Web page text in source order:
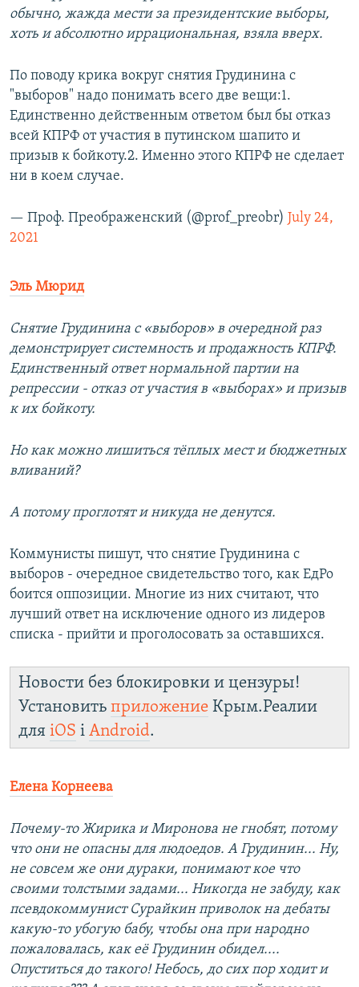
обычно, жажда мести за президентские выборы,
хоть и абсолютно иррациональная, взяла вверх.
По поводу крика вокруг снятия Грудинина с
"выборов" надо понимать всего две вещи:1.
Единственно действенным ответом был бы отказ
всей КПРФ от участия в путинском шапито и
призыв к бойкоту.2. Именно этого КПРФ не сделает
ни в коем случае.
— Проф. Преображенский (@prof_preobr) July 24,
2021
Эль Мюрид
Снятие Грудинина с «выборов» в очередной раз
демонстрирует системность и продажность КПРФ.
Единственный ответ нормальной партии на
репрессии - отказ от участия в «выборах» и призыв
к их бойкоту.
Но как можно лишиться тёплых мест и бюджетных
вливаний?
А потому проглотят и никуда не денутся.
Коммунисты пишут, что снятие Грудинина с
выборов - очередное свидетельство того, как ЕдРо
боится оппозиции. Многие из них считают, что
лучший ответ на исключение одного из лидеров
списка - прийти и проголосовать за оставшихся.
Новости без блокировки и цензуры!
Установить приложение Крым.Реалии
для iOS і Android.
Елена Корнеева
Почему-то Жирика и Миронова не гнобят, потому
что они не опасны для людоедов. А Грудинин... Ну,
не совсем же они дураки, понимают кое что
своими толстыми задами... Никогда не забуду, как
псевдокоммунист Сурайкин приволок на дебаты
какую-то убогую бабу, чтобы она при народно
пожаловалась, как её Грудинин обидел....
Опуститься до такого! Небось, до сих пор ходит и